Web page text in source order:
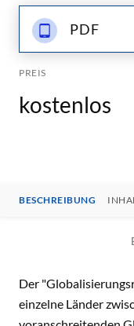
PDF
PREIS
kostenlos
BESCHREIBUNG
Der
einzelne Länder